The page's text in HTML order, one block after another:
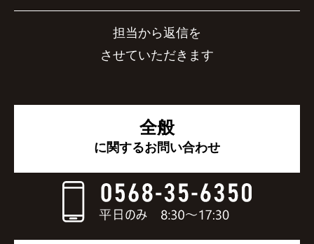
担当から返信を
させていただきます
全般
に関するお問い合わせ